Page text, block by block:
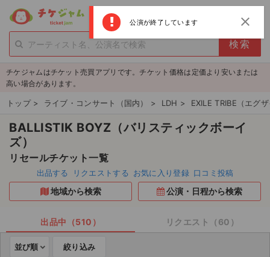
menu
person_add 新規会員登録
チケットを探す
新着チケット
値下げしたチケット
都道府県からチケットを探す
もうすぐ開催のチケット
チケジャムはチケット売買アプリです。チケット価格は定価より安いまたは
高い場合があります。
トップ > ライブ・コンサート（国内） > LDH > EXILE TRIBE（エグ
公演が終了しています close
BALLISTIK BOYZ（バリスティックボーイ
ズ）
リセールチケット一覧
出品する リクエストする お気に入り登録 口コミ投稿
地域から検索 公演・日程から検索
出品中（510） リクエスト（60）
並び順 絞り込み